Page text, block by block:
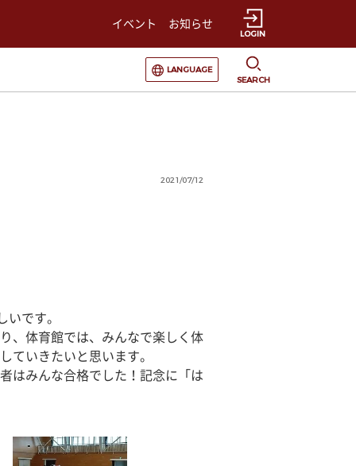
イベント お知らせ
LOGIN
選択すると言語の切替が発生します
LANGUAGE
SEARCH
2021/07/12
です。
、体育館では、みんなで楽しく体
ていきたいと思います。
はみんな合格でした！記念に「は